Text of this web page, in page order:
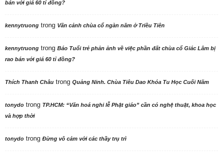
bán với giá 60 tỉ đồng?
kennytruong trong Vãn cảnh chùa cổ ngàn năm ở Triều Tiên
kennytruong trong Báo Tuổi trẻ phản ảnh về việc phần đất chùa cổ Giác Lâm bị
rao bán với giá 60 tỉ đồng?
Thích Thanh Châu trong Quảng Ninh. Chùa Tiêu Dao Khóa Tu Học Cuối Năm
tonydo trong TP.HCM: “Văn hoá nghi lễ Phật giáo” cần có nghệ thuật, khoa học
và hợp thời
tonydo trong Đừng vô cảm với các thầy trụ trì